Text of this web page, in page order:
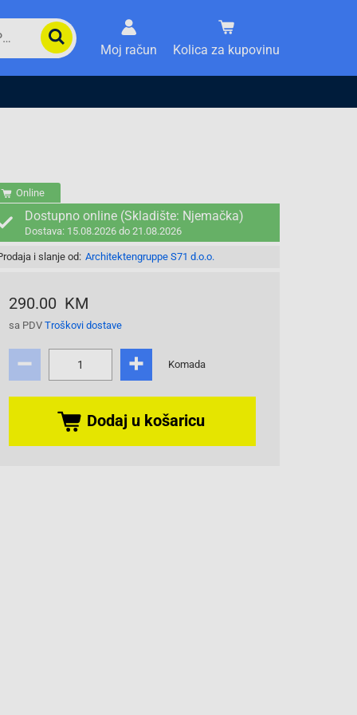
Moj račun Kolica za kupovinu
Online
Dostupno online (Skladište: Njemačka)
Dostava: 15.08.2026 do 21.08.2026
i slanje od: Architektengruppe S71 d.o.o.
290.00 KM
sa PDV Troškovi dostave
Komada
Dodaj u košaricu